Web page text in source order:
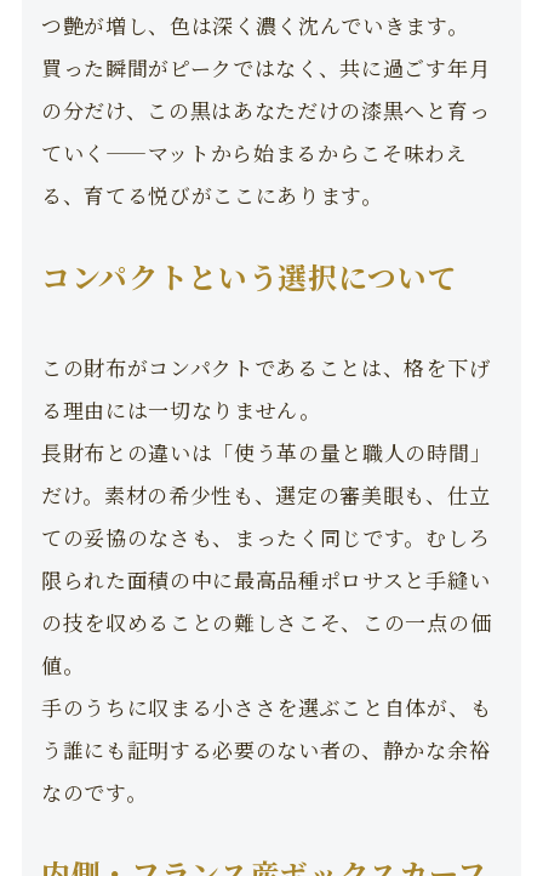
つ艶が増し、色は深く濃く沈んでいきます。
買った瞬間がピークではなく、共に過ごす年月
の分だけ、この黒はあなただけの漆黒へと育っ
ていく——マットから始まるからこそ味わえ
る、育てる悦びがここにあります。
コンパクトという選択について
この財布がコンパクトであることは、格を下げ
る理由には一切なりません。
長財布との違いは「使う革の量と職人の時間」
だけ。素材の希少性も、選定の審美眼も、仕立
ての妥協のなさも、まったく同じです。むしろ
限られた面積の中に最高品種ポロサスと手縫い
の技を収めることの難しさこそ、この一点の価
値。
手のうちに収まる小ささを選ぶこと自体が、も
う誰にも証明する必要のない者の、静かな余裕
なのです。